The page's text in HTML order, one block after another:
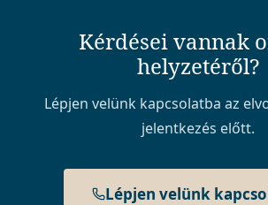
Kérdései vannak
helyzetéről?
Lépjen velünk kapcsolatba az
jelentkezés előtt.
Lépjen velünk